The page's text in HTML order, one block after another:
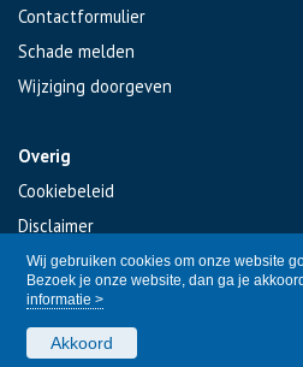
Wij gebruiken cookies om onze website
Bezoek je onze website, dan ga je
informatie >
Akkoord
Contactformulier
Schade melden
Wijziging doorgeven
Overig
Cookiebeleid
Disclaimer
Privacy